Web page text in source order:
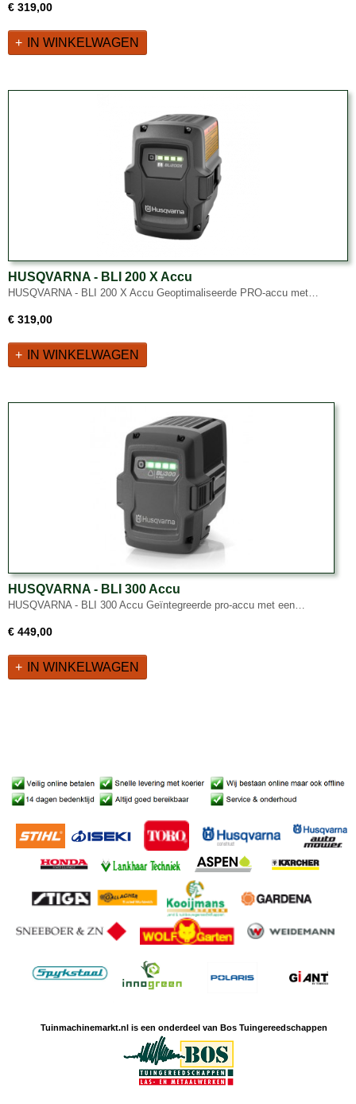
€ 319,00
IN WINKELWAGEN
HUSQVARNA - BLI 200 X Accu
HUSQVARNA - BLI 200 X Accu Geoptimaliseerde PRO-accu met…
€ 319,00
IN WINKELWAGEN
HUSQVARNA - BLI 300 Accu
HUSQVARNA - BLI 300 Accu Geïntegreerde pro-accu met een…
€ 449,00
IN WINKELWAGEN
Tuinmachinemarkt.nl is een onderdeel van Bos Tuingereedschappen